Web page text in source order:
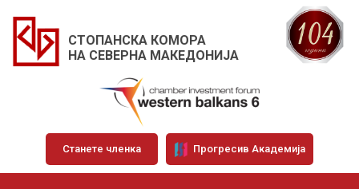
СТОПАНСКА КОМОРА
НА СЕВЕРНА МАКЕДОНИЈА
Станете членка Прогресив Академија